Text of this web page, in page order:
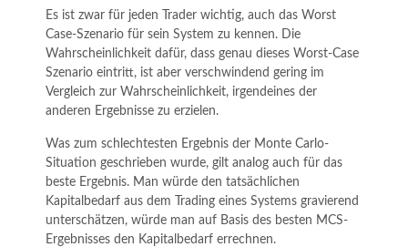
Es ist zwar für jeden Trader wichtig, auch das Worst
Case-Szenario für sein System zu kennen. Die
Wahrscheinlichkeit dafür, dass genau dieses Worst-Case
Szenario eintritt, ist aber verschwindend gering im
Vergleich zur Wahrscheinlichkeit, irgendeines der
anderen Ergebnisse zu erzielen.
Was zum schlechtesten Ergebnis der Monte Carlo-
Situation geschrieben wurde, gilt analog auch für das
beste Ergebnis. Man würde den tatsächlichen
Kapitalbedarf aus dem Trading eines Systems gravierend
unterschätzen, würde man auf Basis des besten MCS-
Ergebnisses den Kapitalbedarf errechnen.